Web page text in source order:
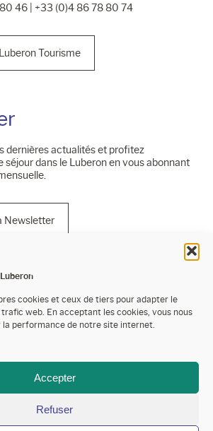
cookies et ceux de tiers pour adapter le
web. En acceptant les cookies, vous nous
performance de notre site internet.
Accepter
Refuser
46 | +33 (0)4 86 78 80 74
Tourisme
dernières actualités et profitez
séjour dans le Luberon en vous abonnant
Newsletter